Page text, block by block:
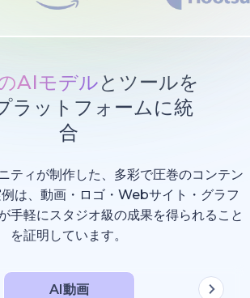
AIモデルとツールを
ラットフォームに統
合
ティが制作した、多彩で圧巻のコンテン
は、動画・ロゴ・Webサイト・グラフ
手軽にスタジオ級の成果を得られること
を証明しています。
AI動画